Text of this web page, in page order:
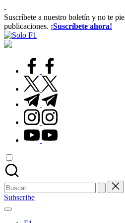
Saltar
al
contenido
-
Suscríbete a nuestro boletín y no te
publicaciones. ¡Suscríbete ahora!
Para
facebook.com
twitter.com
t.me
instagram.com
youtube.com
Buscar:
Subscribe